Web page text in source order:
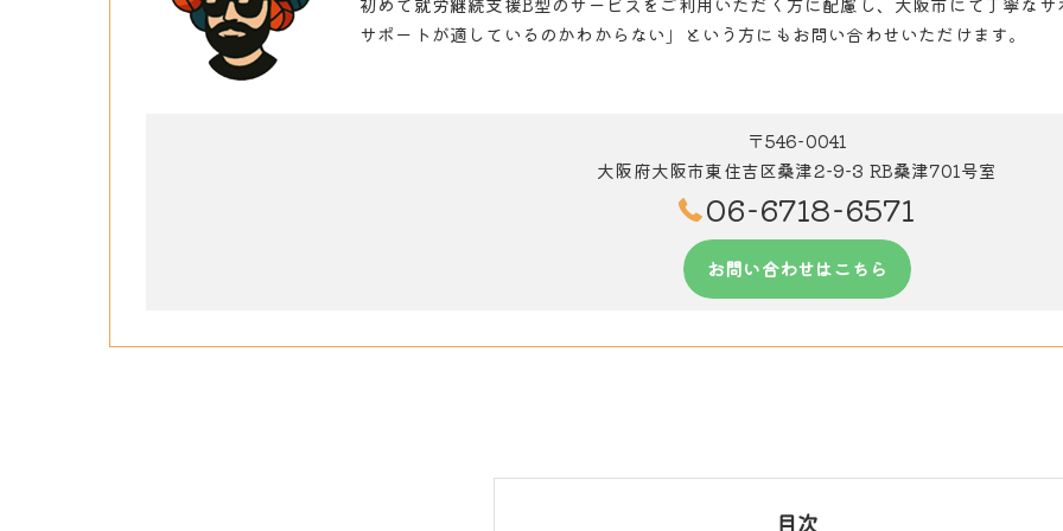
サポートが適しているのかわからない」という方にもお問い合わせいただけます。
〒546-0041
大阪府大阪市東住吉区桑津2-9-3 RB桑津701号室
06-6718-6571
お問い合わせはこちら
目次